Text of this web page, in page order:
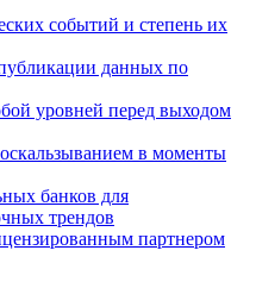
событий и степень их
данных по
уровней перед выходом
в моменты
банков для
трендов
партнером